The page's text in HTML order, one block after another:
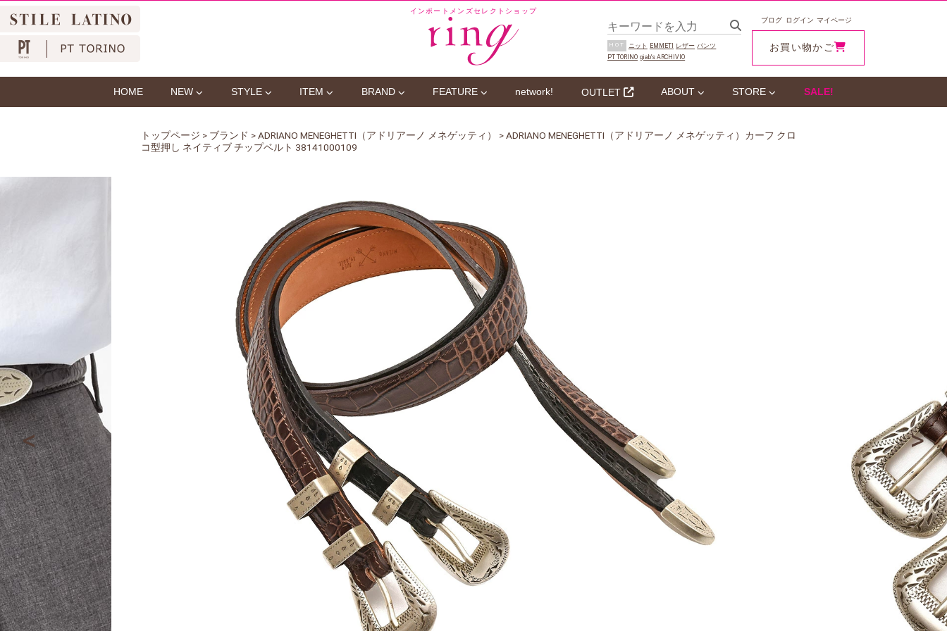
インポートメンズセレクトショップ
HOT ニット EMMETI レザー パンツ
PT TORINO giab‘s ARCHIVIO
ブログ ログイン マイページ
お買い物かご
HOME NEW STYLE ITEM BRAND FEATURE network! OUTLET ABOUT STORE SALE!
トップページ > ブランド >ADRIANO MENEGHETTI（アドリアーノ メネゲッティ）
> ADRIANO MENEGHETTI（アドリアーノ メネゲッティ）カーフ クロ
コ型押し ネイティブ チップベルト 38141000109